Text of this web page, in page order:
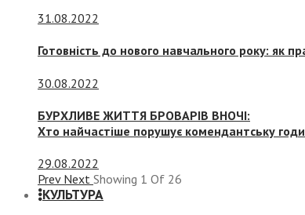
31.08.2022
Готовність до нового навчального року: як
30.08.2022
БУРХЛИВЕ ЖИТТЯ БРОВАРІВ ВНОЧІ:
Хто найчастіше порушує комендантську
29.08.2022
Prev Next Showing 1 Of 26
КУЛЬТУРА